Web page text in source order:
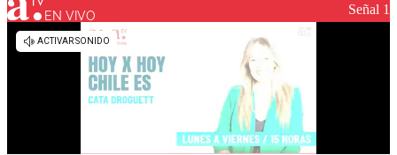
Los comentarios son moderados para garantizar un
diálogo respetuoso.
EN VIVO Señal 1